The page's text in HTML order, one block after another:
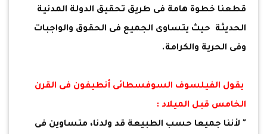
قطعنا خطوة هامة فى طريق تحقيق الدولة المدنية
الحديثة حيث يتساوى الجميع فى الحقوق والواجبات
وفى الحرية والكرامة.
يقول الفيلسوف السوفسطائى أنطيفون فى القرن
الخامس قبل الميلاد :
" لأننا جميعا حسب الطبيعة قد ولدنا، متساوين فى